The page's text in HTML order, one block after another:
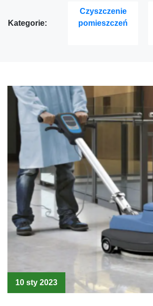
Kategorie:
Czyszczenie
pomieszczeń
10 sty 2023